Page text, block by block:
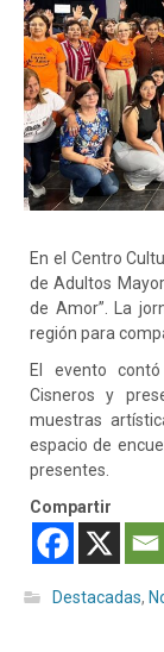
En el Centro
de Adultos
de Amor”. La
región para
El evento
Cisneros y
muestras
espacio de
presentes.
Compartir
Destacadas,